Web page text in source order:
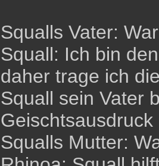
Squalls Vater:
Squall: Ich bin
daher trage ich
Squall sein Vater
Squalls Mutter: